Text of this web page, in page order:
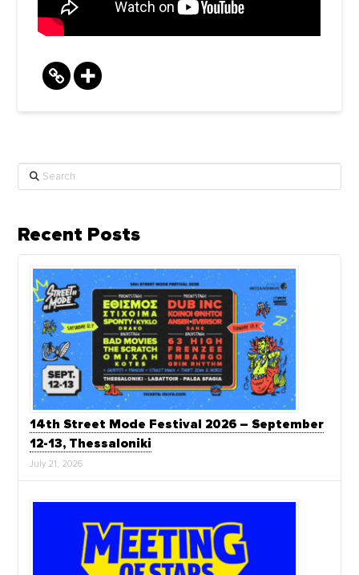
Search
Recent Posts
14th Street Mode Festival 2026 – September
12-13, Thessaloniki
July 21, 2026